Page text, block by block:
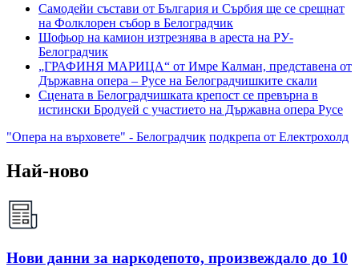
Самодейи състави от България и Сърбия ще се срещнат
на Фолклорен събор в Белоградчик
Шофьор на камион изтрезнява в ареста на РУ-
Белоградчик
„ГРАФИНЯ МАРИЦА“ от Имре Калман, представена от
Държавна опера – Русе на Белоградчишките скали
Сцената в Белоградчишката крепост се превърна в
истински Бродуей с участието на Държавна опера Русе
"Опера на върховете" - Белоградчик подкрепа от Електрохолд
Най-ново
Нови данни за наркодепото, произвеждало до 10